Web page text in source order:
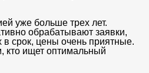
уже больше трех лет.
обрабатывают заявки,
в срок, цены очень приятные.
кто ищет оптимальный